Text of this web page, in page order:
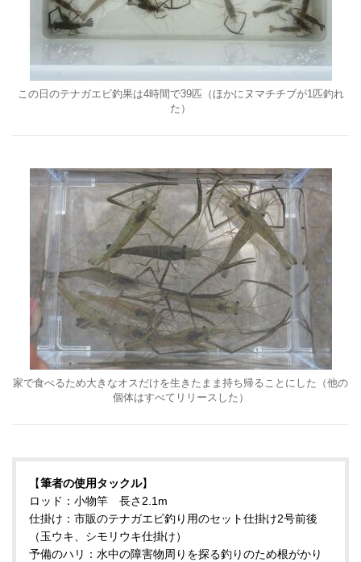
この日のテナガエビ釣果は4時間で39匹（ほかにヌマチチブが1匹釣れ
た）
家で食べるため大きなオスだけを生きたまま持ち帰ることにした（他の
個体はすべてリリースした）
【筆者の使用タックル】
ロッド：小物竿 長さ2.1m
仕掛け：市販のテナガエビ釣り用のセット仕掛け2号前後
（玉ウキ、シモリウキ仕掛け）
予備のハリ：水中の障害物周りを探る釣りのため根がかり